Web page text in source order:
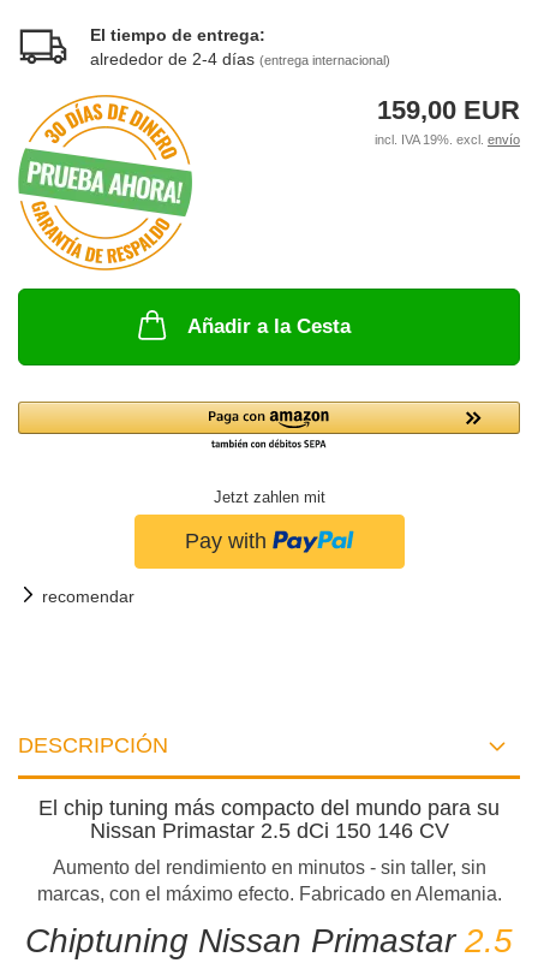
El tiempo de entrega:
alrededor de 2-4 días (entrega internacional)
159,00 EUR
incl. IVA 19%. excl. envío
Añadir a la Cesta
Jetzt zahlen mit
recomendar
DESCRIPCIÓN
El chip tuning más compacto del mundo para su
Nissan Primastar 2.5 dCi 150 146 CV
Aumento del rendimiento en minutos - sin taller, sin
marcas, con el máximo efecto. Fabricado en Alemania.
Chiptuning Nissan Primastar2.5